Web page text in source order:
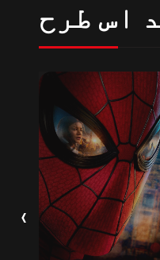
اس طرح
‹